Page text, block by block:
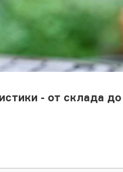
- от склада до